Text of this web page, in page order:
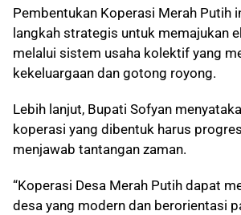
Pembentukan Koperasi Merah Putih
langkah strategis untuk memajukan
melalui sistem usaha kolektif yang
kekeluargaan dan gotong royong.
Lebih lanjut, Bupati Sofyan
koperasi yang dibentuk harus
menjawab tantangan zaman.
“Koperasi Desa Merah Putih dapat
desa yang modern dan berorientasi